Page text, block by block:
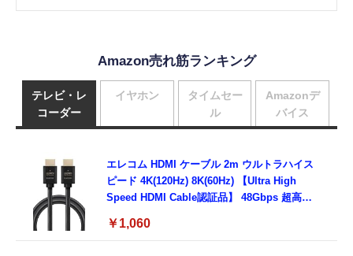
Amazon売れ筋ランキング
テレビ・レ
コーダー
エレコム HDMI ケーブル 2m ウルトラハイス
ピード 4K(120Hz) 8K(60Hz) 【Ultra High
Speed HDMI Cable認証品】 48Gbps 超高速
7680×4320 eARC 黒 ECDH-HD21E20BK
￥1,060
イヤホン
タイムセー
ル
Amazonデ
バイス